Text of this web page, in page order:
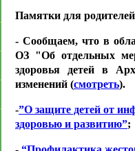
Памятки для
- Сообщаем, что в
ОЗ "Об отдельных
здоровья детей в
изменений (смотреть).
-”О защите детей от
здоровью и развитию”;